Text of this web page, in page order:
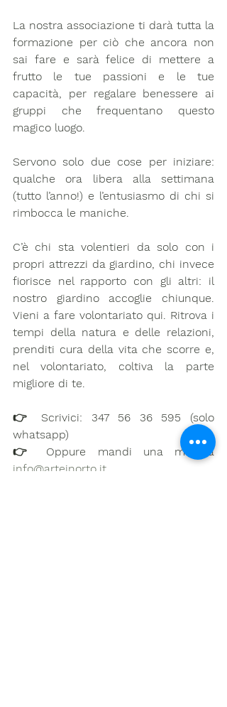
La nostra associazione ti darà tutta la
formazione per ciò che ancora non
sai fare e sarà felice di mettere a
frutto le tue passioni e le tue
capacità, per regalare benessere ai
gruppi che frequentano questo
magico luogo.
Servono solo due cose per iniziare:
qualche ora libera alla settimana
(tutto l’anno!) e l’entusiasmo di chi si
rimbocca le maniche.
C’è chi sta volentieri da solo con i
propri attrezzi da giardino, chi invece
fiorisce nel rapporto con gli altri: il
nostro giardino accoglie chiunque.
Vieni a fare volontariato qui. Ritrova i
tempi della natura e delle relazioni,
prenditi cura della vita che scorre e,
nel volontariato, coltiva la parte
migliore di te.
👉 Scrivici: 347 56 36 595 (solo
whatsapp)
👉 Oppure mandi una mail a
info@arteinorto.it